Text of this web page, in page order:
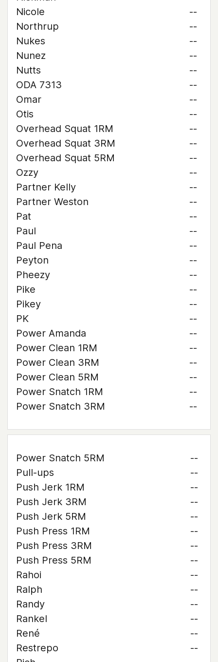
Nicole
--
Northrup
--
Nukes
--
Nunez
--
Nutts
--
ODA 7313
--
Omar
--
Otis
--
Overhead Squat 1RM
--
Overhead Squat 3RM
--
Overhead Squat 5RM
--
Ozzy
--
Partner Kelly
--
Partner Weston
--
Pat
--
Paul
--
Paul Pena
--
Peyton
--
Pheezy
--
Pike
--
Pikey
--
PK
--
Power Amanda
--
Power Clean 1RM
--
Power Clean 3RM
--
Power Clean 5RM
--
Power Snatch 1RM
--
Power Snatch 3RM
--
Power Snatch 5RM
--
Pull-ups
--
Push Jerk 1RM
--
Push Jerk 3RM
--
Push Jerk 5RM
--
Push Press 1RM
--
Push Press 3RM
--
Push Press 5RM
--
Rahoi
--
Ralph
--
Randy
--
Rankel
--
René
--
Restrepo
--